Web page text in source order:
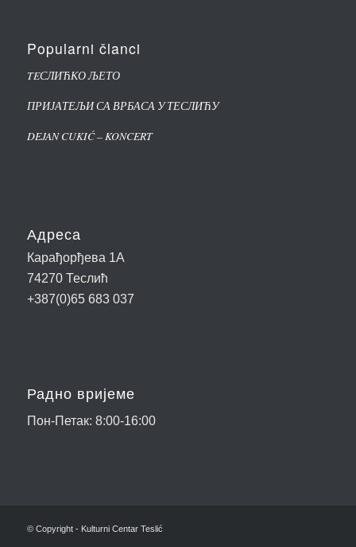
Popularni članci
TEСЛИЋКО ЉЕТО
ПРИЈАТЕЉИ СА ВРБАСА У ТЕСЛИЋУ
DEJAN CUKIĆ – KONCERT
Адреса
Карађорђева 1А
74270 Теслић
+387(0)65 683 037
Радно вријеме
Пон-Петак: 8:00-16:00
© Copyright - Kulturni Centar Teslić